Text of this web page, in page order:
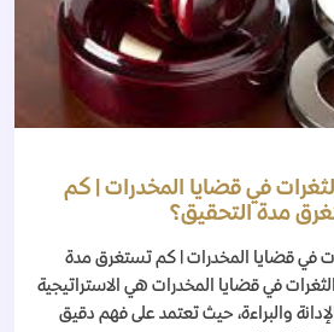
في قضايا المخدرات | كم
مدة التحقيق؟
في قضايا المخدرات | كم تستغرق مدة
في قضايا المخدرات هي الاستراتيجية
الإدانة والبراءة، حيث تعتمد على فهم دقيق